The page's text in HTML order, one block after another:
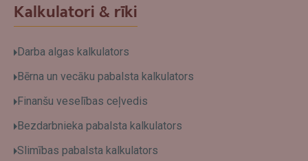
Kalkulatori & rīki
Darba algas kalkulators
Bērna un vecāku pabalsta kalkulators
Finanšu veselības ceļvedis
Bezdarbnieka pabalsta kalkulators
Slimības pabalsta kalkulators